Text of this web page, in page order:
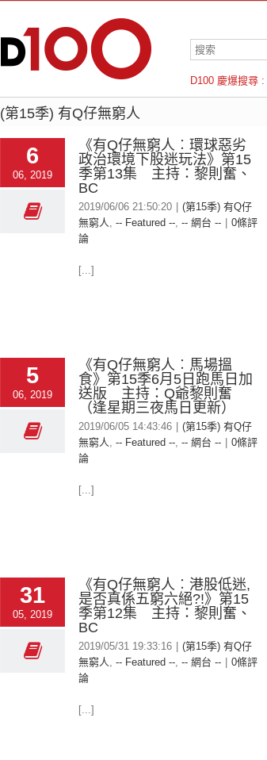
D100 慶爆搜尋 :
羅倫斯
(第15季) 有Q仔無窮人
6
06, 2019
《有Q仔無窮人︰環球惡劣
政治環境下股迷玩法》第15
季第13集 主持：黎則奮、
BC
2019/06/06 21:50:20
(第15季) 有Q仔
無窮人, -- Featured --, -- 網台 --
0條評
論
[...]
5
06, 2019
《有Q仔無窮人︰馬場搵
食》第15季6月5日跑馬日加
送版 主持：Q爺黎則奮
（逢星期三夜馬日更新）
2019/06/05 14:43:46
(第15季) 有Q仔
無窮人, -- Featured --, -- 網台 --
0條評
論
[...]
31
05, 2019
《有Q仔無窮人︰港股低迷,
是否真係五窮六絕?!》第15
季第12集 主持：黎則奮、
BC
2019/05/31 19:33:16
(第15季) 有Q仔
無窮人, -- Featured --, -- 網台 --
0條評
論
[...]